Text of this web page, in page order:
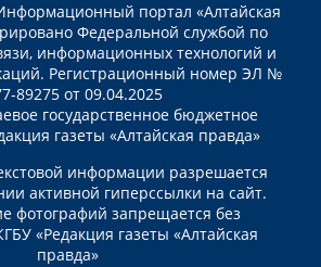
портал «Алтайская
Федеральной службой по
информационных технологий и
Регистрационный номер ЭЛ №
89275 от 09.04.2025
государственное бюджетное
газеты «Алтайская правда»
информации разрешается
активной гиперссылки на сайт.
фотографий запрещается без
«Редакция газеты «Алтайская
правда»